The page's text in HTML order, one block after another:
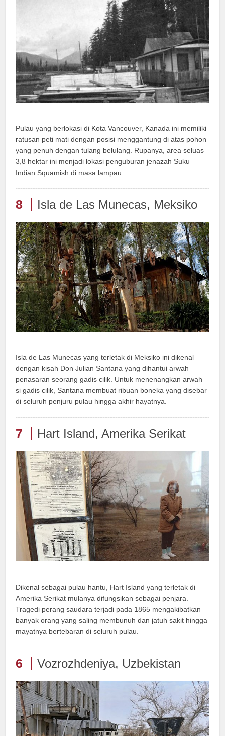
Pulau yang berlokasi di Kota Vancouver, Kanada ini memiliki
ratusan peti mati dengan posisi menggantung di atas pohon
yang penuh dengan tulang belulang. Rupanya, area seluas
3,8 hektar ini menjadi lokasi penguburan jenazah Suku
Indian Squamish di masa lampau.
8 Isla de Las Munecas, Meksiko
Isla de Las Munecas yang terletak di Meksiko ini dikenal
dengan kisah Don Julian Santana yang dihantui arwah
penasaran seorang gadis cilik. Untuk menenangkan arwah
si gadis cilik, Santana membuat ribuan boneka yang disebar
di seluruh penjuru pulau hingga akhir hayatnya.
7 Hart Island, Amerika Serikat
Dikenal sebagai pulau hantu, Hart Island yang terletak di
Amerika Serikat mulanya difungsikan sebagai penjara.
Tragedi perang saudara terjadi pada 1865 mengakibatkan
banyak orang yang saling membunuh dan jatuh sakit hingga
mayatnya bertebaran di seluruh pulau.
6 Vozrozhdeniya, Uzbekistan